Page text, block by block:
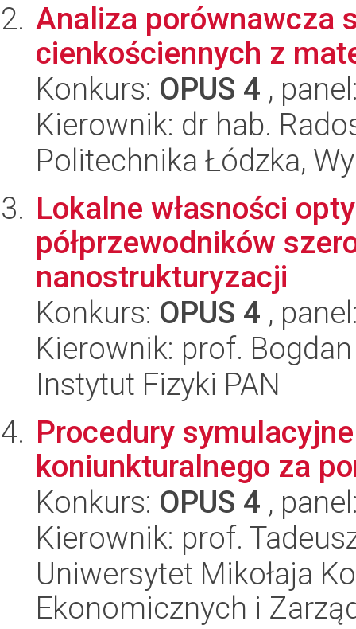
Analiza porównawcza
cienkościennych z
Konkurs: OPUS 4 ,
Kierownik: dr hab.
Politechnika Łódzka,
Lokalne własności
półprzewodników
nanostrukturyzacji
Konkurs: OPUS 4 ,
Kierownik: prof.
Instytut Fizyki PAN
Procedury
koniunkturalnego za
Konkurs: OPUS 4 ,
Kierownik: prof.
Uniwersytet Mikołaja
Ekonomicznych i